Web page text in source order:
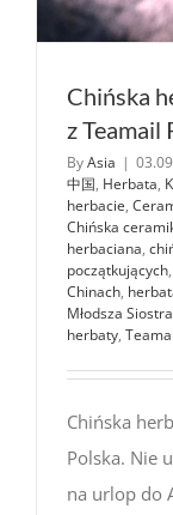
Chińska
z Teamail
ByAsia |
中国, Herbata,
herbacie,
Chińska
herbaciana,
początkujących,
Chinach,
Młodsza Siostra
herbaty,
Chińska
Polska. Nie
na urlop do